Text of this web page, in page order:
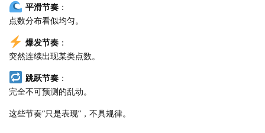
平滑节奏：
点数分布看似均匀。
爆发节奏：
突然连续出现某类点数。
跳跃节奏：
完全不可预测的乱动。
这些节奏“只是表现”，不具规律。